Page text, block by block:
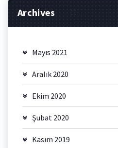
Archives
Mayıs 2021
Aralık 2020
Ekim 2020
Şubat 2020
Kasım 2019